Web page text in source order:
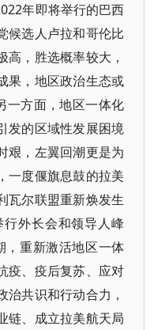
年即将举行的巴西
候选人卢拉和哥伦比
，胜选概率较大，
果，地区政治生态或
一方面，地区一体化
发的区域性发展困境
艰，左翼回潮更是为
一度偃旗息鼓的拉美
瓦尔联盟重新焕发生
外长会和领导人峰
，重新激活地区一体
疫、疫后复苏、应对
共识和行动合力，
链、成立拉美航天局